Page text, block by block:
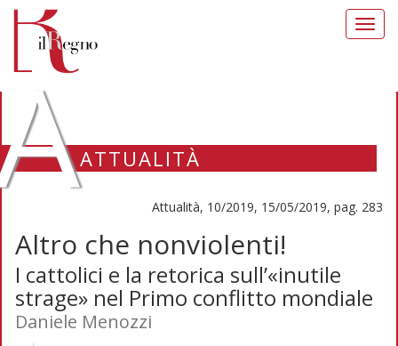
ATTUALITÀ
Attualità, 10/2019, 15/05/2019, pag. 283
Altro che nonviolenti!
I cattolici e la retorica sull’«inutile
strage» nel Primo conflitto mondiale
Daniele Menozzi